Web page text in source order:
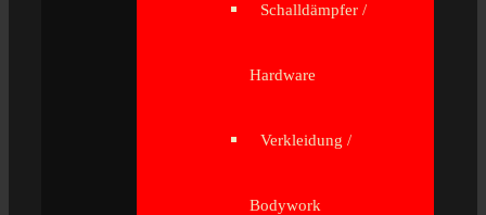
Schalldämpfer /
Hardware
Verkleidung /
Bodywork